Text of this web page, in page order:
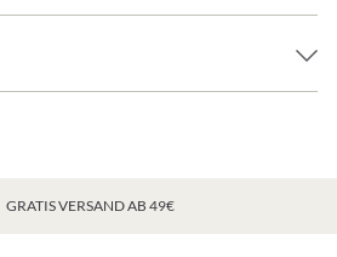
GRATIS VERSAND AB 49€